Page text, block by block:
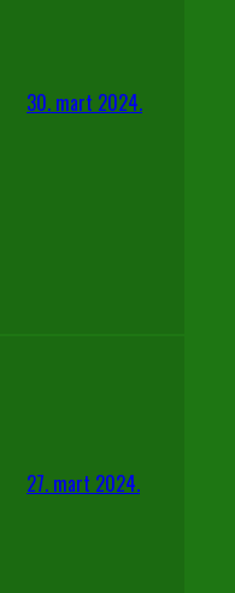
30. mart 2024.
27. mart 2024.